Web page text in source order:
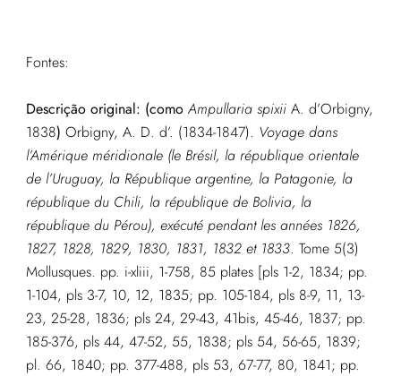
Fontes:
Descrição original: (como Ampullaria spixiiA. d’Orbigny,
1838) Orbigny, A. D. d’. (1834-1847). Voyage dans
l’Amérique méridionale (le Brésil, la république orientale
de l’Uruguay, la République argentine, la Patagonie, la
république du Chili, la république de Bolivia, la
république du Pérou), exécuté pendant les années 1826,
1827, 1828, 1829, 1830, 1831, 1832 et 1833. Tome 5(3)
Mollusques. pp. i-xliii, 1-758, 85 plates [pls 1-2, 1834; pp.
1-104, pls 3-7, 10, 12, 1835; pp. 105-184, pls 8-9, 11, 13-
23, 25-28, 1836; pls 24, 29-43, 41bis, 45-46, 1837; pp.
185-376, pls 44, 47-52, 55, 1838; pls 54, 56-65, 1839;
pl. 66, 1840; pp. 377-488, pls 53, 67-77, 80, 1841; pp.